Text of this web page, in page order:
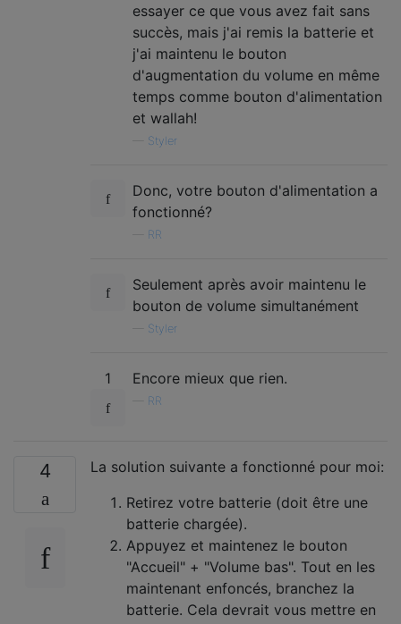
essayer ce que vous avez fait sans
succès, mais j'ai remis la batterie et
j'ai maintenu le bouton
d'augmentation du volume en même
temps comme bouton d'alimentation
et wallah!
Styler
Donc, votre bouton d'alimentation a
fonctionné?
RR
Seulement après avoir maintenu le
bouton de volume simultanément
Styler
1 Encore mieux que rien.
RR
4
La solution suivante a fonctionné pour moi:
Retirez votre batterie (doit être une
batterie chargée).
Appuyez et maintenez le bouton
"Accueil" + "Volume bas". Tout en les
maintenant enfoncés, branchez la
batterie. Cela devrait vous mettre en